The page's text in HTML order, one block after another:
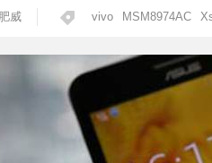
威 vivo MSM8974AC